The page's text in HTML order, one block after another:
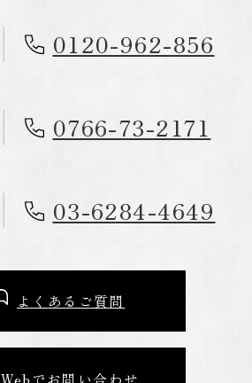
0120-962-856
0766-73-2171
03-6284-4649
よくあるご質問
Webでお問い合わせ